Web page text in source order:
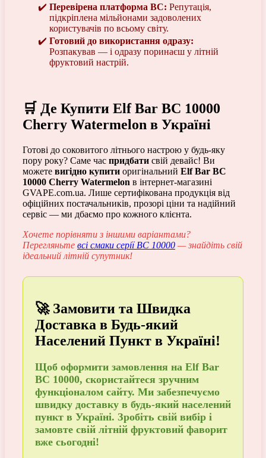
Перевірена платформа BC: Репутація,
підкріплена мільйонами задоволених
користувачів по всьому світу.
Готовий до використання одразу:
Розпакував — і одразу поринаєш у літній
фруктовий настрій.
🛒 Де Купити Elf Bar BC 10000
Cherry Watermelon в Україні
Готові до соковитого літнього настрою у будь-яку
пору року? Саме час придбати свій девайс! Ви
можете вигідно купити оригінальний Elf Bar BC
10000 Cherry Watermelon в інтернет-магазині
GVAPE.com.ua. Лише сертифікована продукція від
офіційних постачальників, прозорі ціни та надійний
сервіс — ми дбаємо про кожного клієнта.
Хочете порівняти з іншими варіантами?
Перегляньте всі смаки серії BC 10000 — знайдіть свій
ідеальний літній супутник!
🚀 Замовити та Швидка
Доставка в Будь-який
Населений Пункт в Україні!
Щоб оформити замовлення на Elf Bar
BC 10000, скористайтеся зручним
функціоналом сайту. Ми забезпечуємо
швидку доставку в будь-який населений
пункт в Україні. Зробіть свій вибір і
замовте свій літній фруктовий фаворит
вже сьогодні!